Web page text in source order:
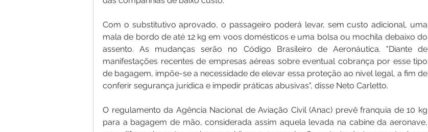
Com o substitutivo aprovado, o passageiro poderá levar, sem custo adicional, uma
mala de bordo de até 12 kg em voos domésticos e uma bolsa ou mochila debaixo do
assento. As mudanças serão no Código Brasileiro de Aeronáutica. "Diante de
manifestações recentes de empresas aéreas sobre eventual cobrança por esse tipo
de bagagem, impõe-se a necessidade de elevar essa proteção ao nível legal, a fim de
conferir segurança jurídica e impedir práticas abusivas", disse Neto Carletto.
O regulamento da Agência Nacional de Aviação Civil (Anac) prevê franquia de 10 kg
para a bagagem de mão, considerada assim aquela levada na cabine da aeronave,